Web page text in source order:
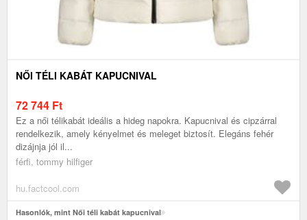
NŐI TÉLI KABÁT KAPUCNIVAL
72 744 Ft
Ez a női télikabát ideális a hideg napokra. Kapucnival és cipzárral
rendelkezik, amely kényelmet és meleget biztosít. Elegáns fehér
dizájnja jól il...
férfi, tommy hilfiger
hu.factcool.com
Hasonlók, mint Női téli kabát kapucnival